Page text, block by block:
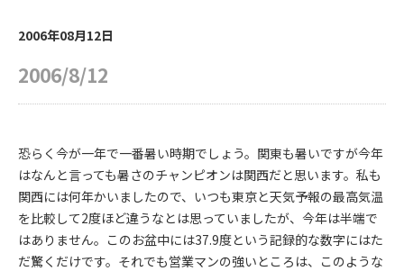
2006年08月12日
2006/8/12
恐らく今が一年で一番暑い時期でしょう。関東も暑いですが今年
はなんと言っても暑さのチャンピオンは関西だと思います。私も
関西には何年かいましたので、いつも東京と天気予報の最高気温
を比較して2度ほど違うなとは思っていましたが、今年は半端で
はありません。このお盆中には37.9度という記録的な数字にはた
だ驚くだけです。それでも営業マンの強いところは、このような